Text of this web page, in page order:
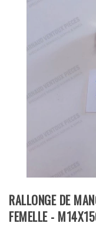
RALLONGE DE
FEMELLE -